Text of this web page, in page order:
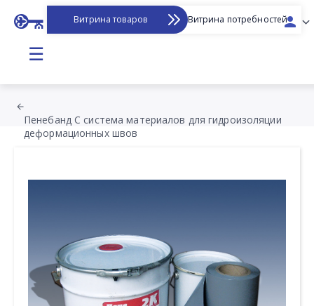
Витрина товаров Витрина потребностей
☰
Пенебанд С система материалов для гидроизоляции
деформационных швов